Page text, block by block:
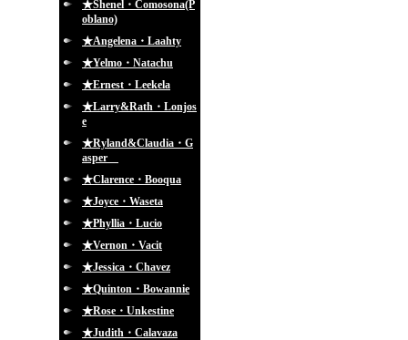
★Shenel・Comosona(P
oblano)
★Angelena・Laahty
★Yelmo・Natachu
★Ernest・Leekela
★Larry&Rath・Lonjos
e
★Ryland&Claudia・G
asper
★Clarence・Booqua
★Joyce・Waseta
★Phyllia・Lucio
★Vernon・Vacit
★Jessica・Chavez
★Quinton・Bowannie
★Rose・Unkestine
★Judith・Calavaza